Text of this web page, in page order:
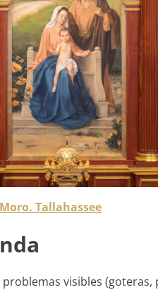
Tallahassee
visibles (goteras,